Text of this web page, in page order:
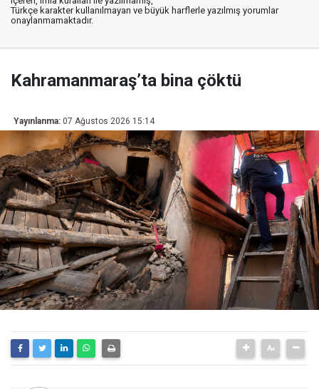
Türkçe karakter kullanılmayan ve büyük harflerle yazılmış yorumlar
onaylanmamaktadır.
Kahramanmaraş’ta bina çöktü
Yayınlanma: 07 Ağustos 2026 15:14